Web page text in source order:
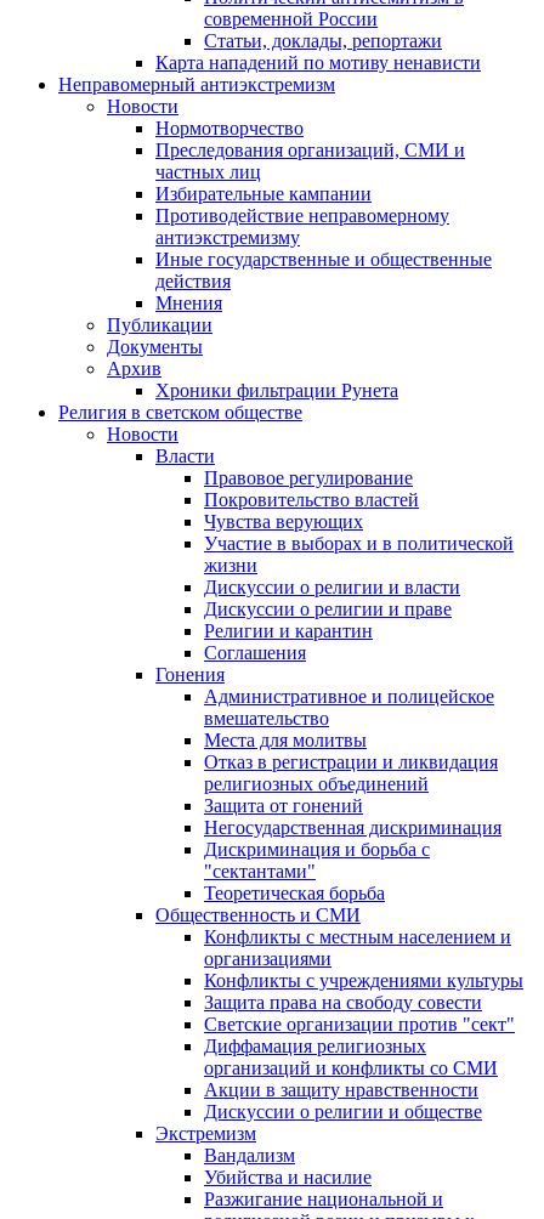
современной России
Статьи, доклады, репортажи
Карта нападений по мотиву ненависти
Неправомерный антиэкстремизм
Новости
Нормотворчество
Преследования организаций, СМИ и
частных лиц
Избирательные кампании
Противодействие неправомерному
антиэкстремизму
Иные государственные и общественные
действия
Мнения
Публикации
Документы
Архив
Хроники фильтрации Рунета
Религия в светском обществе
Новости
Власти
Правовое регулирование
Покровительство властей
Чувства верующих
Участие в выборах и в политической
жизни
Дискуссии о религии и власти
Дискуссии о религии и праве
Религии и карантин
Соглашения
Гонения
Административное и полицейское
вмешательство
Места для молитвы
Отказ в регистрации и ликвидация
религиозных объединений
Защита от гонений
Негосударственная дискриминация
Дискриминация и борьба с
"сектантами"
Теоретическая борьба
Общественность и СМИ
Конфликты с местным населением и
организациями
Конфликты с учреждениями культуры
Защита права на свободу совести
Светские организации против "сект"
Диффамация религиозных
организаций и конфликты со СМИ
Акции в защиту нравственности
Дискуссии о религии и обществе
Экстремизм
Вандализм
Убийства и насилие
Разжигание национальной и